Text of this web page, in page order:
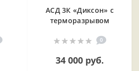
АСД 3К «Диксон» с
терморазрывом
0
34 000 руб.